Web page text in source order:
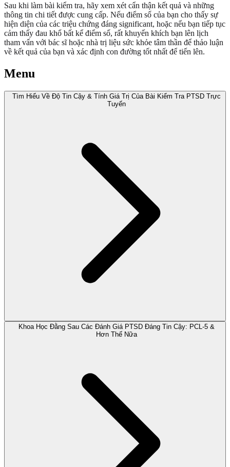
Sau khi làm bài kiểm tra, hãy xem xét cẩn thận kết quả và những
thông tin chi tiết được cung cấp. Nếu điểm số của bạn cho thấy sự
hiện diện của các triệu chứng đáng significant, hoặc nếu bạn tiếp tục
cảm thấy đau khổ bất kể điểm số, rất khuyến khích bạn lên lịch
tham vấn với bác sĩ hoặc nhà trị liệu sức khỏe tâm thần để thảo luận
về kết quả của bạn và xác định con đường tốt nhất để tiến lên.
Menu
Tìm Hiểu Về Độ Tin Cậy & Tính Giá Trị Của Bài Kiểm Tra PTSD Trực
Tuyến
Khoa Học Đằng Sau Các Đánh Giá PTSD Đáng Tin Cậy: PCL-5 &
Hơn Thế Nữa